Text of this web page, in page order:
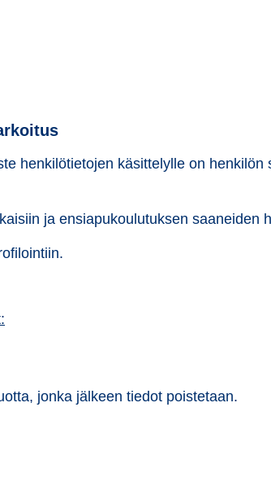
henkilötietojen käsittelylle on
ja ensiapukoulutuksen saaneiden
jonka jälkeen tiedot poistetaan.